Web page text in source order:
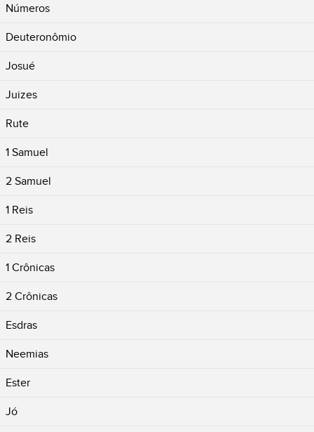
Números
Deuteronômio
Josué
Juizes
Rute
1 Samuel
2 Samuel
1 Reis
2 Reis
1 Crônicas
2 Crônicas
Esdras
Neemias
Ester
Jó